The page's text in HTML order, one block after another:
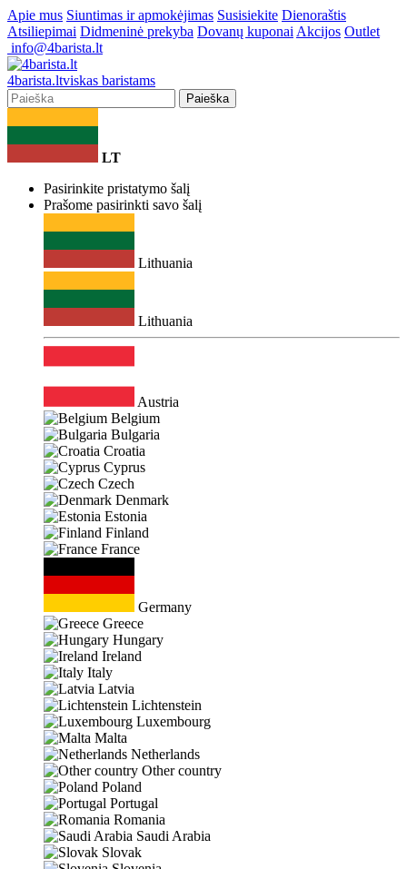
Apie mus Siuntimas ir apmokėjimas Susisiekite Dienoraštis
Atsiliepimai Didmeninė prekyba Dovanų kuponai Akcijos Outlet
info@4barista.lt
4barista.ltviskas baristams
Paieška
LT
Pasirinkite pristatymo šalį
Prašome pasirinkti savo šalį
Lithuania
Lithuania
Austria
Belgium
Bulgaria
Croatia
Cyprus
Czech
Denmark
Estonia
Finland
France
Germany
Greece
Hungary
Ireland
Italy
Latvia
Lichtenstein
Luxembourg
Malta
Netherlands
Other country
Poland
Portugal
Romania
Saudi Arabia
Slovak